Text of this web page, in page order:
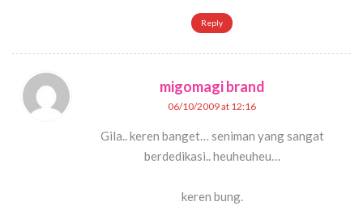
Reply
migomagi brand
06/10/2009 at 12:16
Gila.. keren banget… seniman yang sangat
berdedikasi.. heuheuheu…
keren bung.